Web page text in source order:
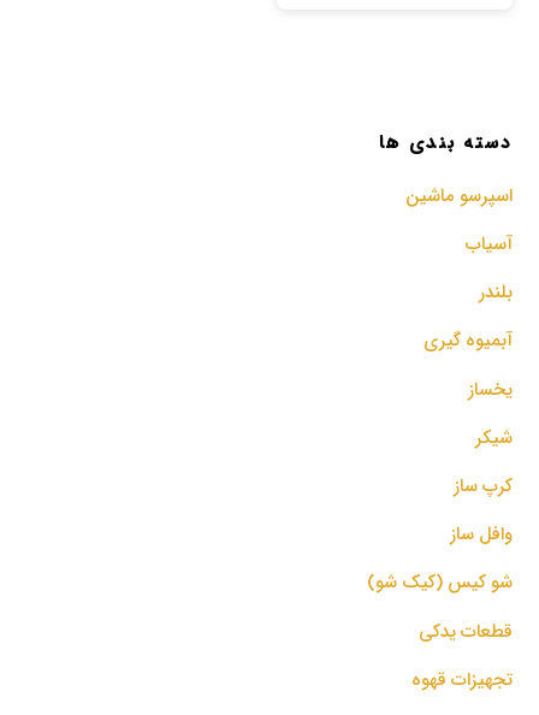
دسته بندی ها
اسپرسو‌ ماشین
آسیاب
بلندر
آبمیوه گیری
یخساز
شیکر
کرپ ساز
وافل ساز
شو کیس (کیک شو)
قطعات یدکی
تجهیزات قهوه